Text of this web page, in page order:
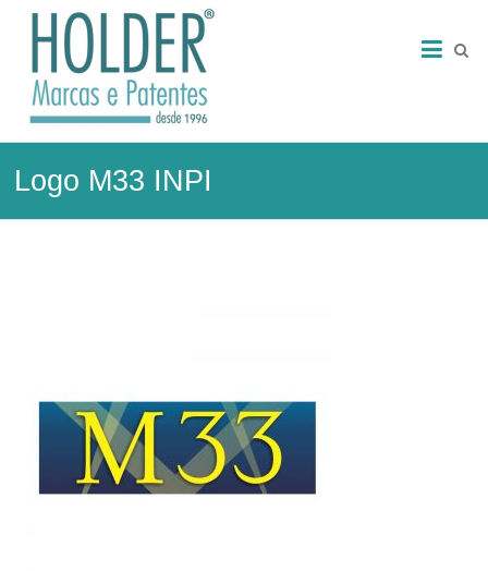
HOLDER
–
Marcas
e
Patentes
Marcas
Logo M33 INPI